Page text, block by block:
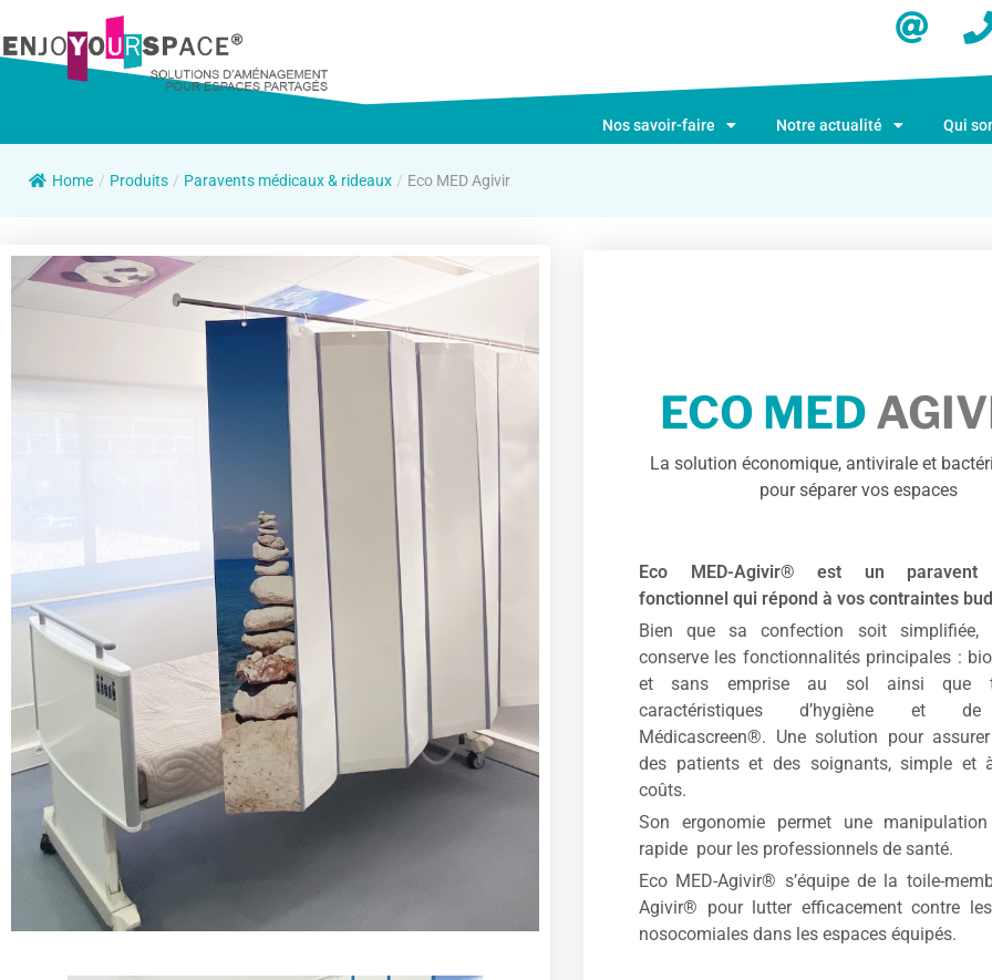
Nos savoir-faire Notre actualité Qui
Home / Produits / Paravents médicaux & rideaux / Eco MED Agivir
ECO MED
La solution économique, antivirale et
pour séparer vos espaces
Eco MED-Agivir® est un paravent
fonctionnel qui répond à vos contraintes
Bien que sa confection soit simplifiée,
conserve les fonctionnalités principales :
et sans emprise au sol ainsi que
caractéristiques d’hygiène et
Médicascreen®. Une solution pour
des patients et des soignants, simple et
coûts.
Son ergonomie permet une
rapide pour les professionnels de santé.
Eco MED-Agivir® s’équipe de la toile-
Agivir® pour lutter efficacement contre
nosocomiales dans les espaces équipés.